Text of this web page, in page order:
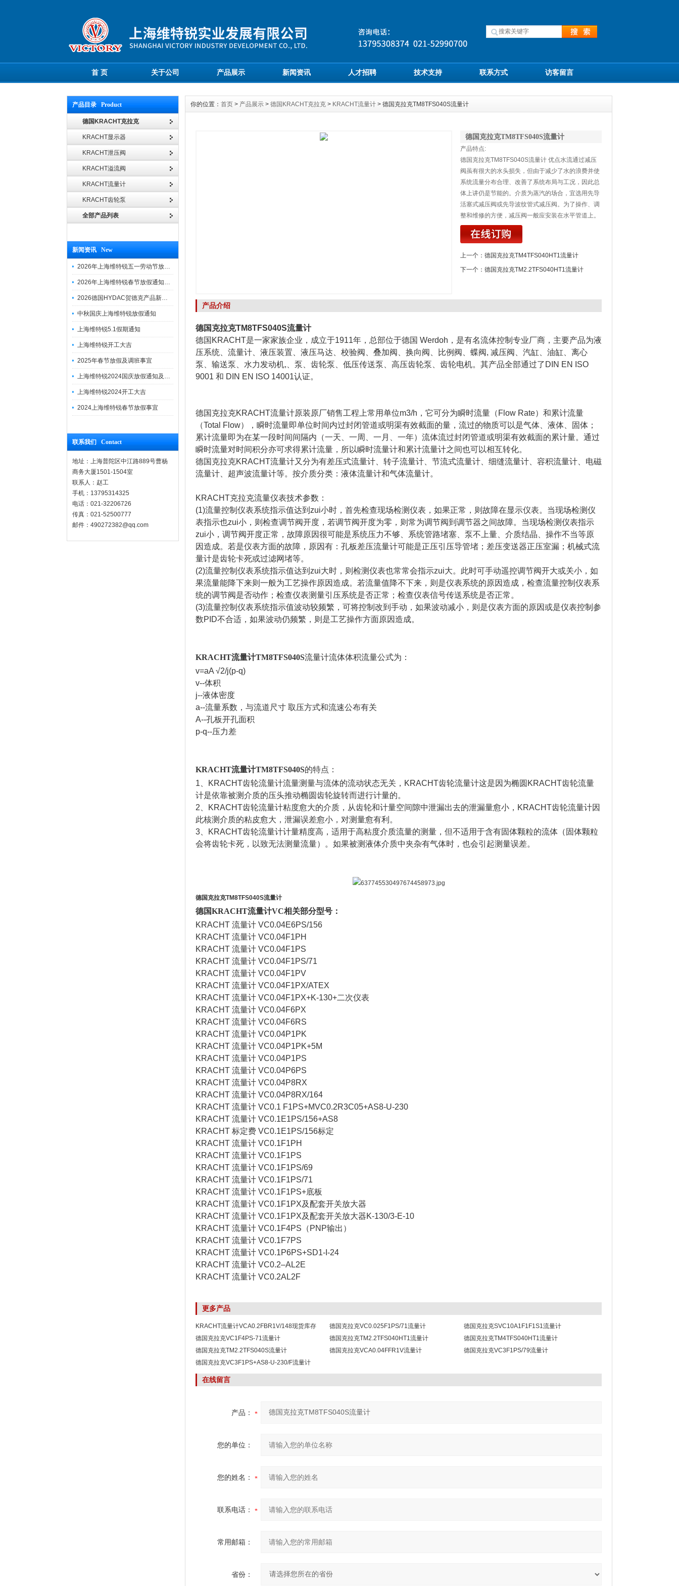
首 页 关于公司 产品展示 新闻资讯 人才招聘 技术支持 联系方式 访客留言
产品目录 Product
德国KRACHT克拉克
KRACHT显示器
KRACHT泄压阀
KRACHT溢流阀
KRACHT流量计
KRACHT齿轮泵
全部产品列表
新闻资讯 New
2026年上海维特锐五一劳动节放假通知
2026年上海维特锐春节放假通知及调班安排
2026德国HYDAC贺德克产品新到一批现货
中秋国庆上海维特锐放假通知
上海维特锐5.1假期通知
上海维特锐开工大吉
2025年春节放假及调班事宜
上海维特锐2024国庆放假通知及调休安排
上海维特锐2024开工大吉
2024上海维特锐春节放假事宜
联系我们 Contact
地址：上海普陀区中江路889号曹杨
商务大厦1501-1504室
联系人：赵工
手机：13795314325
电话：021-32206726
传真：021-52500777
邮件：490272382@qq.com
你的位置： 首页 > 产品展示 > 德国KRACHT克拉克 > KRACHT流量计 > 德国克拉克TM8TFS040S流量计
德国克拉克TM8TFS040S流量计
产品特点:
德国克拉克TM8TFS040S流量计 优点水流通过减压
阀虽有很大的水头损失，但由于减少了水的浪费并使
系统流量分布合理、改善了系统布局与工况，因此总
体上讲仍是节能的。介质为蒸汽的场合，宜选用先导
活塞式减压阀或先导波纹管式减压阀。为了操作、调
整和维修的方便，减压阀一般应安装在水平管道上。
上一个： 德国克拉克TM4TFS040HT1流量计
下一个： 德国克拉克TM2.2TFS040HT1流量计
产品介绍
德国克拉克TM8TFS040S流量计
德国KRACHT是一家家族企业，成立于1911年，总部位于德国 Werdoh，是有名流体控制专业厂商，主要产品为液
压系统、流量计、液压装置、液压马达、校验阀、叠加阀、换向阀、比例阀、蝶阀, 减压阀、汽缸、油缸、离心
泵、输送泵、水力发动机,、泵、齿轮泵、低压传送泵、高压齿轮泵、齿轮电机。其产品全部通过了DIN EN ISO
9001 和 DIN EN ISO 14001认证。
德国克拉克KRACHT流量计原装原厂销售工程上常用单位m3/h，它可分为瞬时流量（Flow Rate）和累计流量
（Total Flow），瞬时流量即单位时间内过封闭管道或明渠有效截面的量，流过的物质可以是气体、液体、固体；
累计流量即为在某一段时间间隔内（一天、一周、一月、一年）流体流过封闭管道或明渠有效截面的累计量。通过
瞬时流量对时间积分亦可求得累计流量，所以瞬时流量计和累计流量计之间也可以相互转化。
德国克拉克KRACHT流量计又分为有差压式流量计、转子流量计、节流式流量计、细缝流量计、容积流量计、电磁
流量计、超声波流量计等。按介质分类：液体流量计和气体流量计。
KRACHT克拉克流量仪表技术参数：
(1)流量控制仪表系统指示值达到zui小时，首先检查现场检测仪表，如果正常，则故障在显示仪表。当现场检测仪
表指示也zui小，则检查调节阀开度，若调节阀开度为零，则常为调节阀到调节器之间故障。当现场检测仪表指示
zui小，调节阀开度正常，故障原因很可能是系统压力不够、系统管路堵塞、泵不上量、介质结晶、操作不当等原
因造成。若是仪表方面的故障，原因有：孔板差压流量计可能是正压引压导管堵；差压变送器正压室漏；机械式流
量计是齿轮卡死或过滤网堵等。
(2)流量控制仪表系统指示值达到zui大时，则检测仪表也常常会指示zui大。此时可手动遥控调节阀开大或关小，如
果流量能降下来则一般为工艺操作原因造成。若流量值降不下来，则是仪表系统的原因造成，检查流量控制仪表系
统的调节阀是否动作；检查仪表测量引压系统是否正常；检查仪表信号传送系统是否正常。
(3)流量控制仪表系统指示值波动较频繁，可将控制改到手动，如果波动减小，则是仪表方面的原因或是仪表控制参
数PID不合适，如果波动仍频繁，则是工艺操作方面原因造成。
KRACHT流量计TM8TFS040S流量计流体体积流量公式为：
v=aA √2/j(p-q)
v--体积
j--液体密度
a--流量系数，与流道尺寸 取压方式和流速公布有关
A--孔板开孔面积
p-q--压力差
KRACHT流量计TM8TFS040S的特点：
1、KRACHT齿轮流量计流量测量与流体的流动状态无关，KRACHT齿轮流量计这是因为椭圆KRACHT齿轮流量
计是依靠被测介质的压头推动椭圆齿轮旋转而进行计量的。
2、KRACHT齿轮流量计粘度愈大的介质，从齿轮和计量空间隙中泄漏出去的泄漏量愈小，KRACHT齿轮流量计因
此核测介质的粘皮愈大，泄漏误差愈小，对测量愈有利。
3、KRACHT齿轮流量计计量精度高，适用于高粘度介质流量的测量，但不适用于含有固体颗粒的流体（固体颗粒
会将齿轮卡死，以致无法测量流量）。如果被测液体介质中夹杂有气体时，也会引起测量误差。
德国克拉克TM8TFS040S流量计
德国KRACHT流量计VC相关部分型号：
KRACHT 流量计 VC0.04E6PS/156
KRACHT 流量计 VC0.04F1PH
KRACHT 流量计 VC0.04F1PS
KRACHT 流量计 VC0.04F1PS/71
KRACHT 流量计 VC0.04F1PV
KRACHT 流量计 VC0.04F1PX/ATEX
KRACHT 流量计 VC0.04F1PX+K-130+二次仪表
KRACHT 流量计 VC0.04F6PX
KRACHT 流量计 VC0.04F6RS
KRACHT 流量计 VC0.04P1PK
KRACHT 流量计 VC0.04P1PK+5M
KRACHT 流量计 VC0.04P1PS
KRACHT 流量计 VC0.04P6PS
KRACHT 流量计 VC0.04P8RX
KRACHT 流量计 VC0.04P8RX/164
KRACHT 流量计 VC0.1 F1PS+MVC0.2R3C05+AS8-U-230
KRACHT 流量计 VC0.1E1PS/156+AS8
KRACHT 标定费 VC0.1E1PS/156标定
KRACHT 流量计 VC0.1F1PH
KRACHT 流量计 VC0.1F1PS
KRACHT 流量计 VC0.1F1PS/69
KRACHT 流量计 VC0.1F1PS/71
KRACHT 流量计 VC0.1F1PS+底板
KRACHT 流量计 VC0.1F1PX及配套开关放大器
KRACHT 流量计 VC0.1F1PX及配套开关放大器K-130/3-E-10
KRACHT 流量计 VC0.1F4PS（PNP输出）
KRACHT 流量计 VC0.1F7PS
KRACHT 流量计 VC0.1P6PS+SD1-I-24
KRACHT 流量计 VC0.2–AL2E
KRACHT 流量计 VC0.2AL2F
更多产品
KRACHT流量计VCA0.2FBR1V/148现货库存 德国克拉克VC0.025F1PS/71流量计
德国克拉克SVC10A1F1F1S1流量计
德国克拉克VC1F4PS-71流量计
德国克拉克TM2.2TFS040HT1流量计
德国克拉克TM4TFS040HT1流量计
德国克拉克TM2.2TFS040S流量计
德国克拉克VCA0.04FFR1V流量计
德国克拉克VC3F1PS/79流量计
德国克拉克VC3F1PS+AS8-U-230/F流量计
在线留言
产品：
您的单位：
您的姓名：
联系电话：
常用邮箱：
省份：